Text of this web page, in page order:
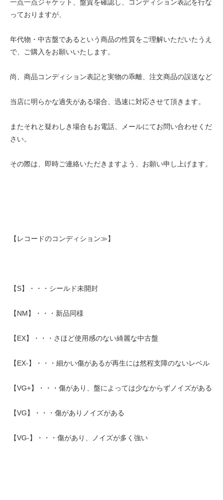
一点一点ジャケット、盤質を確認し、コンディション表記を行な
っておりますが、
年代物・中古盤であるという商品の性質をご理解いただいたうえ
で、ご購入をお願いいたします。
尚、商品コンディション表記と実物の乖離、注文商品の誤送など
当店に明らかな過失がある場合、迅速に対応させて頂きます。
またそれと疑わしき場合もお電話、メールにてお問い合わせくだ
さい。
その際は、即時ご連絡いただきますよう、お願い申し上げます。
【レコードのコンディション≫】
【S】・・・シールド未開封
【NM】・・・新品同様
【EX】・・・さほど使用感のない綺麗な中古盤
【EX-】・・・細かい傷があるが再生には然程支障のないレベル
【VG+】・・・傷があり、盤によっては少なからずノイズがある
【VG】・・・傷がありノイズがある
【VG-】・・・傷があり、ノイズが多く強い